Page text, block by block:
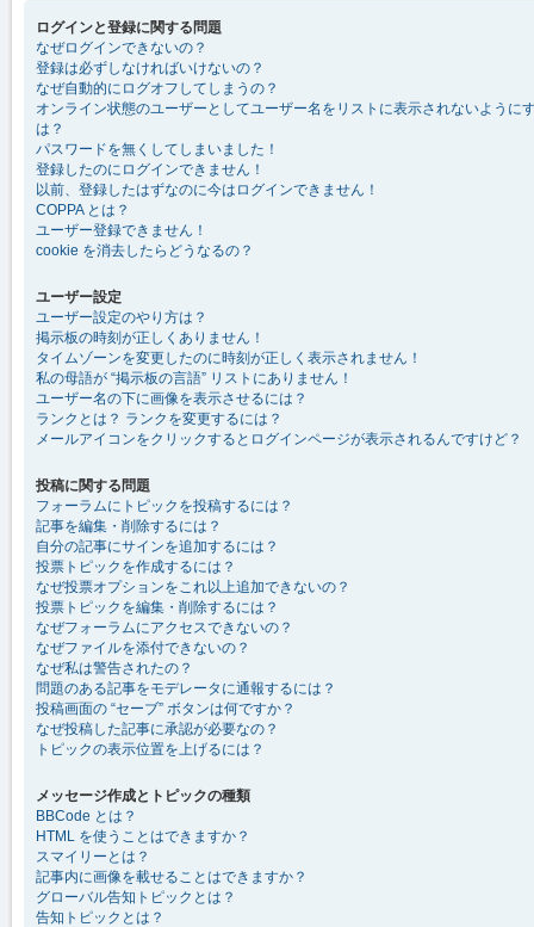
ログインと登録に関する問題
なぜログインできないの？
登録は必ずしなければいけないの？
なぜ自動的にログオフしてしまうの？
オンライン状態のユーザーとしてユーザー名をリストに表示されないように
は？
パスワードを無くしてしまいました！
登録したのにログインできません！
以前、登録したはずなのに今はログインできません！
COPPA とは？
ユーザー登録できません！
cookie を消去したらどうなるの？
ユーザー設定
ユーザー設定のやり方は？
掲示板の時刻が正しくありません！
タイムゾーンを変更したのに時刻が正しく表示されません！
私の母語が “掲示板の言語” リストにありません！
ユーザー名の下に画像を表示させるには？
ランクとは？ ランクを変更するには？
メールアイコンをクリックするとログインページが表示されるんですけど？
投稿に関する問題
フォーラムにトピックを投稿するには？
記事を編集・削除するには？
自分の記事にサインを追加するには？
投票トピックを作成するには？
なぜ投票オプションをこれ以上追加できないの？
投票トピックを編集・削除するには？
なぜフォーラムにアクセスできないの？
なぜファイルを添付できないの？
なぜ私は警告されたの？
問題のある記事をモデレータに通報するには？
投稿画面の “セーブ” ボタンは何ですか？
なぜ投稿した記事に承認が必要なの？
トピックの表示位置を上げるには？
メッセージ作成とトピックの種類
BBCode とは？
HTML を使うことはできますか？
スマイリーとは？
記事内に画像を載せることはできますか？
グローバル告知トピックとは？
告知トピックとは？